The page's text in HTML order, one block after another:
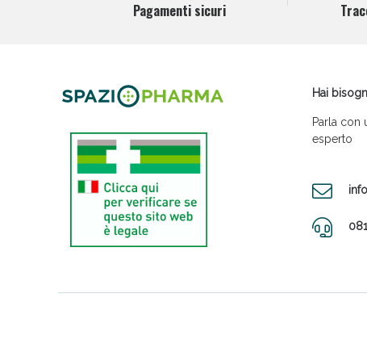
Pagamenti sicuri
Hai
Parla con
esperto